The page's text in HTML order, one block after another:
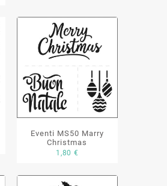
Eventi MS50 Marry
Christmas
1,80 €